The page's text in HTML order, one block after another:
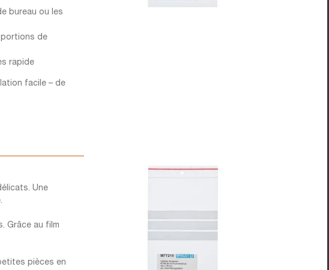
bureau ou les
de
rapide
facile – de
Une
Grâce au film
pièces en